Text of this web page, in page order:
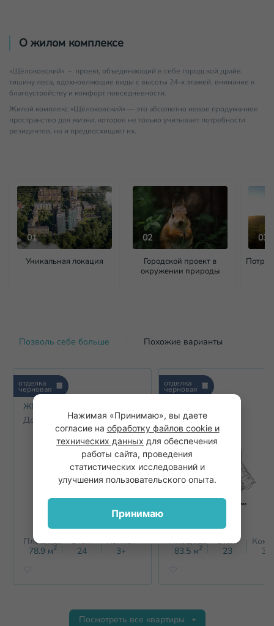
О жилом комплексе
«Щёлоковский» – проект, объединяющий в себе городской драйв,
тишину леса, вдохновляющие виды с высоты 24-х этажей, внимание к
благоустройству и комфорт повседневности.
Жилой комплекс «Щёлоковский» — это абсолютно новое продуманное
пространство для жизни, которое не только учитывает потребности
резидентов, но и предвосхищает их.
01
Уникальная локация
02
Городской проект в
окружении природы
03
Позволь себе больше Похожие варианты
отделка
черновая
ЖК Щёлоковский
Дом 1
Площадь
78.9м2
Этаж
24
Комнат
3+
отделка
черновая
Дом 1
Площадь
83.5м2
Этаж
23
3+
Посмотреть все квартиры
Нажимая «Принимаю», вы даете
согласие на обработку файлов cookie и
технических данных для обеспечения
работы сайта, проведения
статистических исследований и
улучшения пользовательского опыта.
Принимаю